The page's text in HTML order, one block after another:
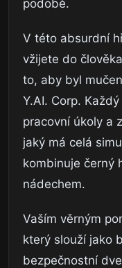
podobě.
V této absurdní
vžijete do
to, aby byl
Y.AI. Corp.
pracovní úkoly a
jaký má celá
kombinuje černý
nádechem.
Vaším věrným
který slouží jako
bezpečnostní